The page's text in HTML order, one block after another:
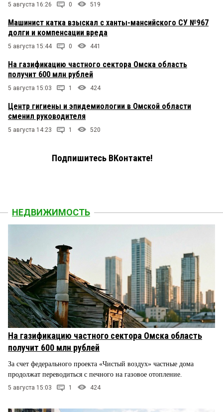
5 августа 16:26 0 519
Машинист катка взыскал с ханты-мансийского СУ №967
долги и компенсации вреда
5 августа 15:44 0 441
На газификацию частного сектора Омска область
получит 600 млн рублей
5 августа 15:03 1 424
Центр гигиены и эпидемиологии в Омской области
сменил руководителя
5 августа 14:23 1 520
Подпишитесь ВКонтакте!
НЕДВИЖИМОСТЬ
На газификацию частного сектора Омска область
получит 600 млн рублей
За счет федерального проекта «Чистый воздух» частные дома
продолжат переводиться с печного на газовое отопление.
5 августа 15:03 1 424